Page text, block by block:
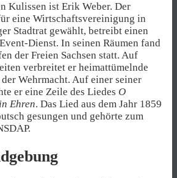
Kulissen ist Erik Weber. Der
eine Wirtschaftsvereinigung in
Stadtrat gewählt, betreibt einen
Dienst. In seinen Räumen fand
der Freien Sachsen statt. Auf
verbreitet er heimattümelnde
Wehrmacht. Auf einer seiner
er eine Zeile des Liedes O
Ehren. Das Lied aus dem Jahr 1859
gesungen und gehörte zum